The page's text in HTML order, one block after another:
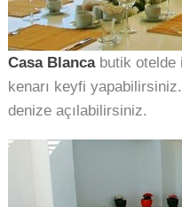
Casa Blancabutik otelde
kenarı keyfi
denize açılabilirsiniz.